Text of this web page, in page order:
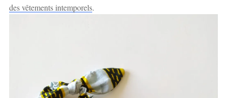
des vêtements intemporels.